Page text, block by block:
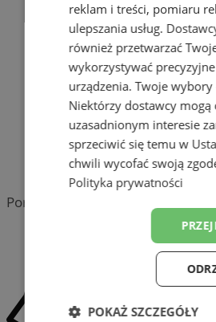
Pozostałe firmy w
reklama
Tworzenie
Wodzisław Śląski
reklama
reklama
Portal należy do sieci
reklam i treści, pomiaru
ulepszania usług.
również przetwarzać
wykorzystywać
urządzenia. Twoje
Niektórzy dostawcy mogą
uzasadnionym interesie
sprzeciwić się temu w
chwili wycofać swoją
Polityka prywatności
POKAŻ SZCZEGÓŁY